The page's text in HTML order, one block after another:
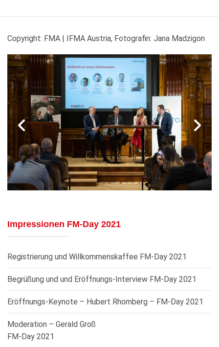
Copyright: FMA | IFMA Austria, Fotografin: Jana Madzigon
voriges
Bild
Impressionen FM-Day 2021
Registrierung und Willkommenskaffee FM-Day 2021
Begrüßung und und Eröffnungs-Interview FM-Day 2021
Eröffnungs-Keynote – Hubert Rhomberg – FM-Day 2021
Moderation – Gerald Groß
FM-Day 2021